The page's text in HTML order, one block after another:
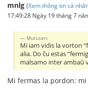
mnlg (Xem thông tin cá
17:49:28 Ngày 19 tháng 7
Mutusen:
Mi iam vidis la vorton
alia. Do ĉu estas
malsamo inter ambaŭ
Mi fermas la pordon: